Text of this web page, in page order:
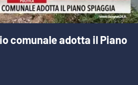
comunale adotta il Piano